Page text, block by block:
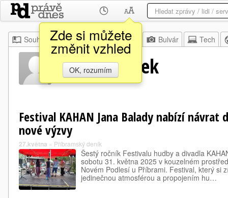
Zde si můžete
změnit vzhled
OK, rozumím
Souhrn Moje Z domova Bulvár Tech
Roman Roček
Festival KAHAN Jana Balady nabízí návrat
nové výzvy
27.května » Příbramský deník
Šestý ročník Festivalu hudby a divadla
sobotu 31. května 2025 v kouzelném
Novém Podlesí u Příbrami. Festival, který si
jedinečnou atmosférou a propojením hu…